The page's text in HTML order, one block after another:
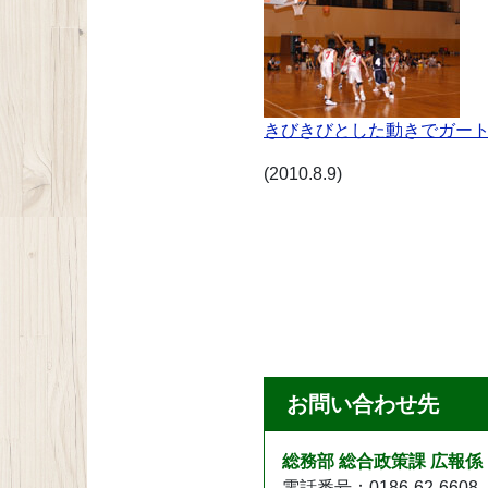
きびきびとした動きでガー
(2010.8.9)
お問い合わせ先
総務部 総合政策課 広報係